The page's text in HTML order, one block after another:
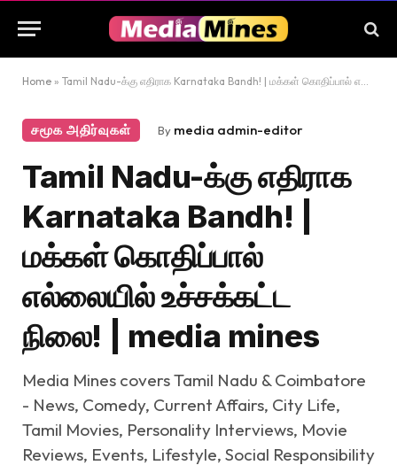
Home » Tamil Nadu-க்கு எதிராக Karnataka Bandh! | மக்கள் கொதிப்பால் எல்லையில் உச்சக்கட்ட நிலை! | media mines
சமூக அதிர்வுகள் By media admin-editor
Tamil Nadu-க்கு எதிராக
Karnataka Bandh! |
மக்கள் கொதிப்பால்
எல்லையில் உச்சக்கட்ட
நிலை! | media mines
Media Mines covers Tamil Nadu & Coimbatore
- News, Comedy, Current Affairs, City Life,
Tamil Movies, Personality Interviews, Movie
Reviews, Events, Lifestyle, Social Responsibility